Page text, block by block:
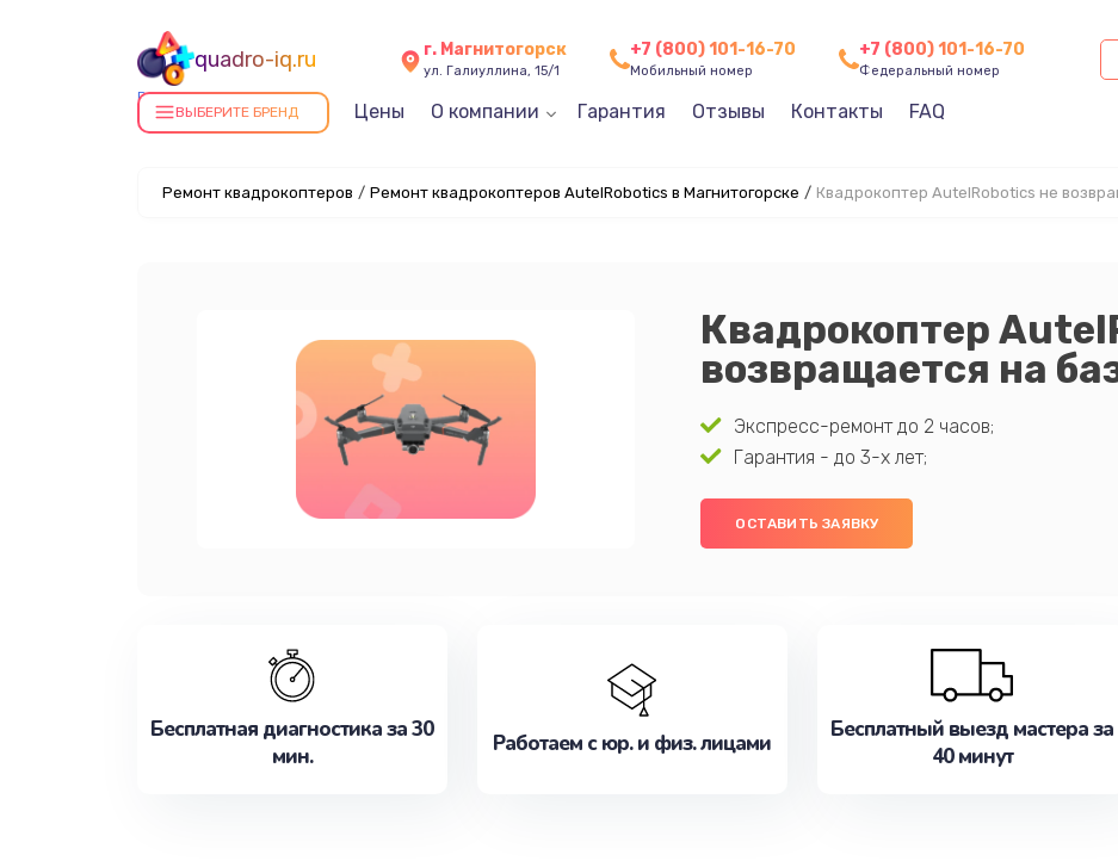
quadro-iq.ru
Ремонт квадрокоптеров в
Магнитогорске
г. Магнитогорск
ул. Галиуллина, 15/1
+7 (800) 101-16-70
Мобильный номер
+7 (800) 101-16-70
Федеральный номер
ВЫБЕРИТЕ БРЕНД Цены О компании Гарантия Отзывы Контакты FAQ
Ремонт квадрокоптеров / Ремонт квадрокоптеров AutelRobotics в Магнитогорске / Квадрокоптер AutelRobotics не
Квадрокоптер
возвращается на
Экспресс-ремонт до 2 часов;
Гарантия - до 3-х лет;
ОСТАВИТЬ ЗАЯВКУ
Бесплатная диагностика за 30
мин.
Работаем с юр. и физ. лицами
Бесплатный выезд мастера за
40 минут